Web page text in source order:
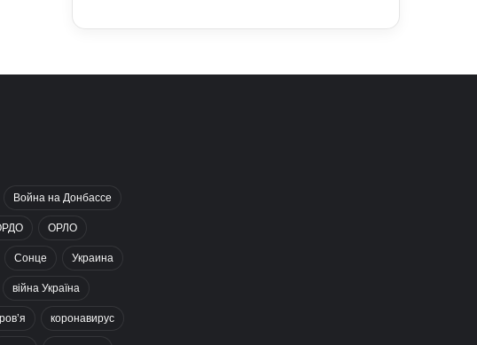
Война на Донбассе
ОРЛО
Сонце Украина
війна Україна
коронавирус